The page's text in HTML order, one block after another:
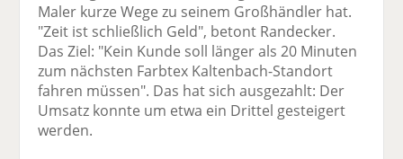
Maler kurze Wege zu seinem Großhändler hat.
"Zeit ist schließlich Geld", betont Randecker.
Das Ziel: "Kein Kunde soll länger als 20 Minuten
zum nächsten Farbtex Kaltenbach-Standort
fahren müssen". Das hat sich ausgezahlt: Der
Umsatz konnte um etwa ein Drittel gesteigert
werden.